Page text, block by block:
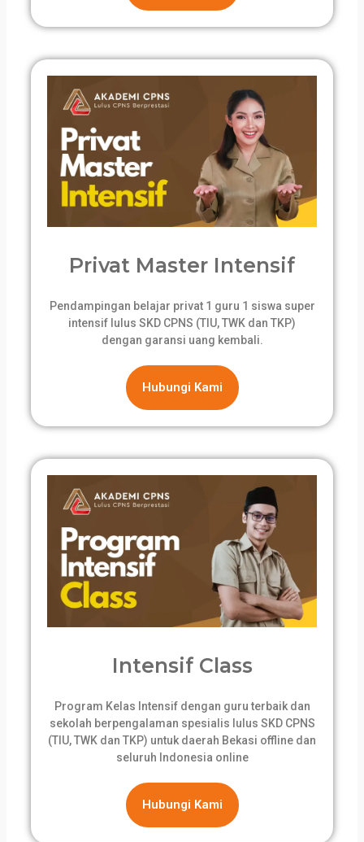
Privat Master Intensif
Pendampingan belajar privat 1 guru 1 siswa super
intensif lulus SKD CPNS (TIU, TWK dan TKP)
dengan garansi uang kembali.
Hubungi Kami
Intensif Class
Program Kelas Intensif dengan guru terbaik dan
sekolah berpengalaman spesialis lulus SKD CPNS
(TIU, TWK dan TKP) untuk daerah Bekasi offline dan
seluruh Indonesia online
Hubungi Kami